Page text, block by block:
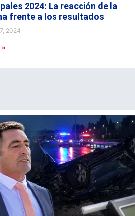
2024: La reacción de la
frente a los resultados
2024
»